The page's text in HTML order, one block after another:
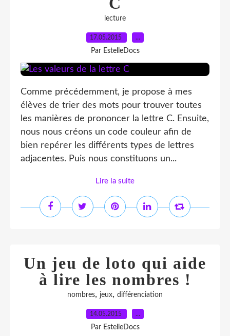
lecture
17.05.2015 …
Par EstelleDocs
Comme précédemment, je propose à mes
élèves de trier des mots pour trouver toutes
les manières de prononcer la lettre C. Ensuite,
nous nous créons un code couleur afin de
bien repérer les différents types de lettres
adjacentes. Puis nous constituons un...
Lire la suite
Un jeu de loto qui aide
à lire les nombres !
nombres, jeux, différenciation
14.05.2015 …
Par EstelleDocs